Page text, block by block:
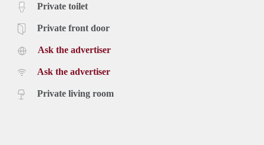
Private toilet
Private front door
Ask the advertiser
Ask the advertiser
Private living room